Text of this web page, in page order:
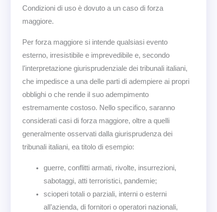
Condizioni di uso è dovuto a un caso di forza
maggiore.
Per forza maggiore si intende qualsiasi evento
esterno, irresistibile e imprevedibile e, secondo
l’interpretazione giurisprudenziale dei tribunali italiani,
che impedisce a una delle parti di adempiere ai propri
obblighi o che rende il suo adempimento
estremamente costoso. Nello specifico, saranno
considerati casi di forza maggiore, oltre a quelli
generalmente osservati dalla giurisprudenza dei
tribunali italiani, ea titolo di esempio:
guerre, conflitti armati, rivolte, insurrezioni,
sabotaggi, atti terroristici, pandemie;
scioperi totali o parziali, interni o esterni
all’azienda, di fornitori o operatori nazionali,